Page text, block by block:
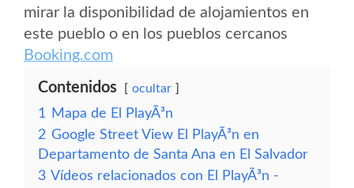
mirar la disponibilidad de alojamientos en
este pueblo o en los pueblos cercanos
Booking.com
Contenidos ocultar
1
Mapa de El PlayÃ³n
2 Google Street View El PlayÃ³n en
Departamento de Santa Ana en El Salvador
3 Vídeos relacionados con El PlayÃ³n -